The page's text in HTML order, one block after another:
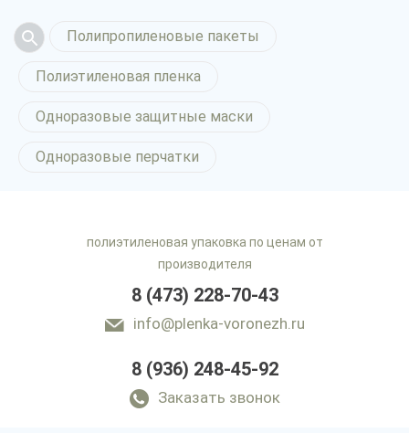
Полипропиленовые пакеты
Полиэтиленовая пленка
Одноразовые защитные маски
Одноразовые перчатки
полиэтиленовая упаковка по ценам от
производителя
8 (473) 228-70-43
info@plenka-voronezh.ru
8 (936) 248-45-92
Заказать звонок